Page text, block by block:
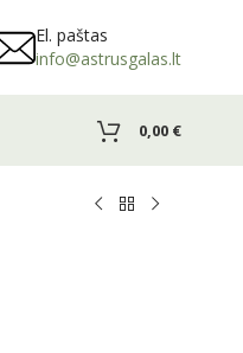
El. paštas
info@astrusgalas.lt
0,00 €